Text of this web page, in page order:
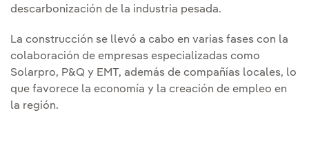
descarbonización de la industria pesada.
La construcción se llevó a cabo en varias fases con la
colaboración de empresas especializadas como
Solarpro, P&Q y EMT, además de compañías locales, lo
que favorece la economía y la creación de empleo en
la región.